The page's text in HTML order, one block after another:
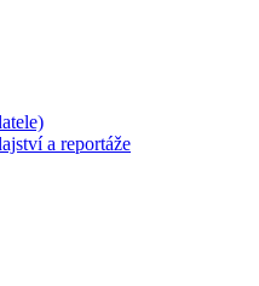
a reportáže